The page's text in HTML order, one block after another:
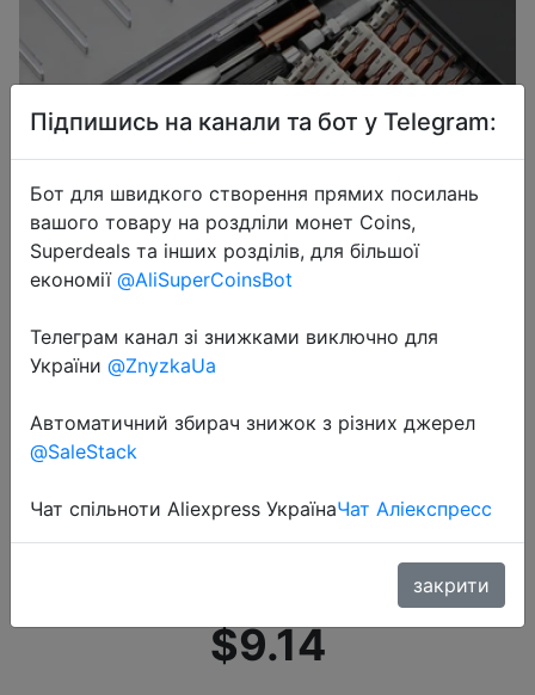
2020-11-05
Набор отверток AIRAJ,
Прецизионная отвертка с
крутящим моментом,
Спецификация S2, набор ручных
$9.14
Підпишись на канали та бот у Telegram:
Бот для швидкого створення прямих посилань
вашого товару на роздліли монет Coins,
Superdeals та інших розділів, для більшої
економії @AliSuperCoinsBot
Телеграм канал зі знижками виключно для
України @ZnyzkaUa
Автоматичний збирач знижок з різних джерел
@SaleStack
Чат спільноти Aliexpress УкраїнаЧат Аліекспресс
закрити